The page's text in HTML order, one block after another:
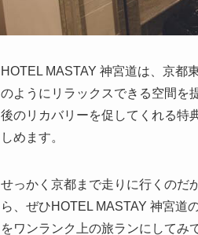
HOTEL MASTAY 神宮道は、京都
のようにリラックスできる空間を
後のリカバリーを促してくれる特
しめます。
せっかく京都まで走りに行くのだ
ら、ぜひHOTEL MASTAY 神宮道
をワンランク上の旅ランにしてみ